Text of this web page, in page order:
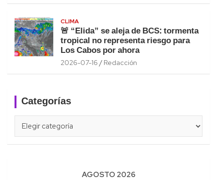
CLIMA
🚨 “Elida” se aleja de BCS: tormenta
tropical no representa riesgo para
Los Cabos por ahora
2026-07-16 Redacción
Categorías
AGOSTO 2026